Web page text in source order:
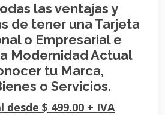
las ventajas y
de tener una Tarjeta
o Empresarial e
Modernidad Actual
tu Marca,
o Servicios.
desde $ 499.00 + IVA